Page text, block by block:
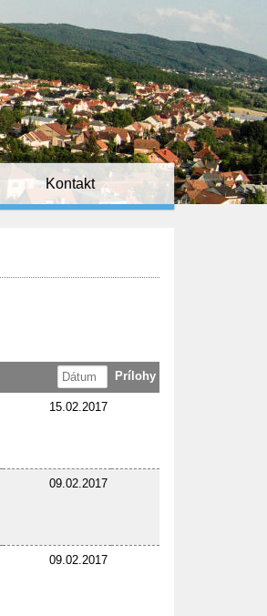
Kontakt
Prílohy
15.02.2017
09.02.2017
09.02.2017